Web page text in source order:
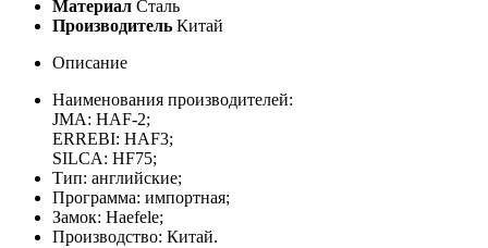
Материал Сталь
Производитель Китай
Описание
Наименования производителей:
JMA: HAF-2;
ERREBI: HAF3;
SILCA: HF75;
Тип: английские;
Программа: импортная;
Замок: Haefele;
Производство: Китай.